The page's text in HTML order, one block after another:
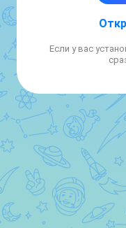
Если у вас